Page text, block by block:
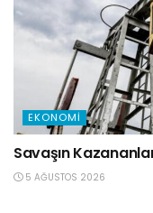
EKONOMI
Savaşın
5 AĞUSTOS 2026